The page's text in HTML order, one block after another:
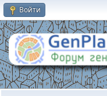
Войти